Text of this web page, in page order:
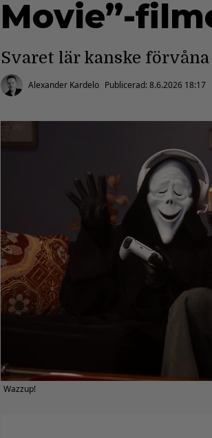
Movie”-
Svaret lär kanske förvåna
Alexander Kardelo Publicerad:8.6.2026 18:17
Wazzup!